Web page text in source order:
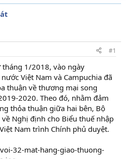
#1
1/2018, vào ngày
Việt Nam và Campuchia đã
thuận về thương mại song
2020. Theo đó, nhằm đảm
thỏa thuận giữa hai bên, Bộ
Nghị định cho Biểu thuế nhập
Nam trình Chính phủ duyệt.